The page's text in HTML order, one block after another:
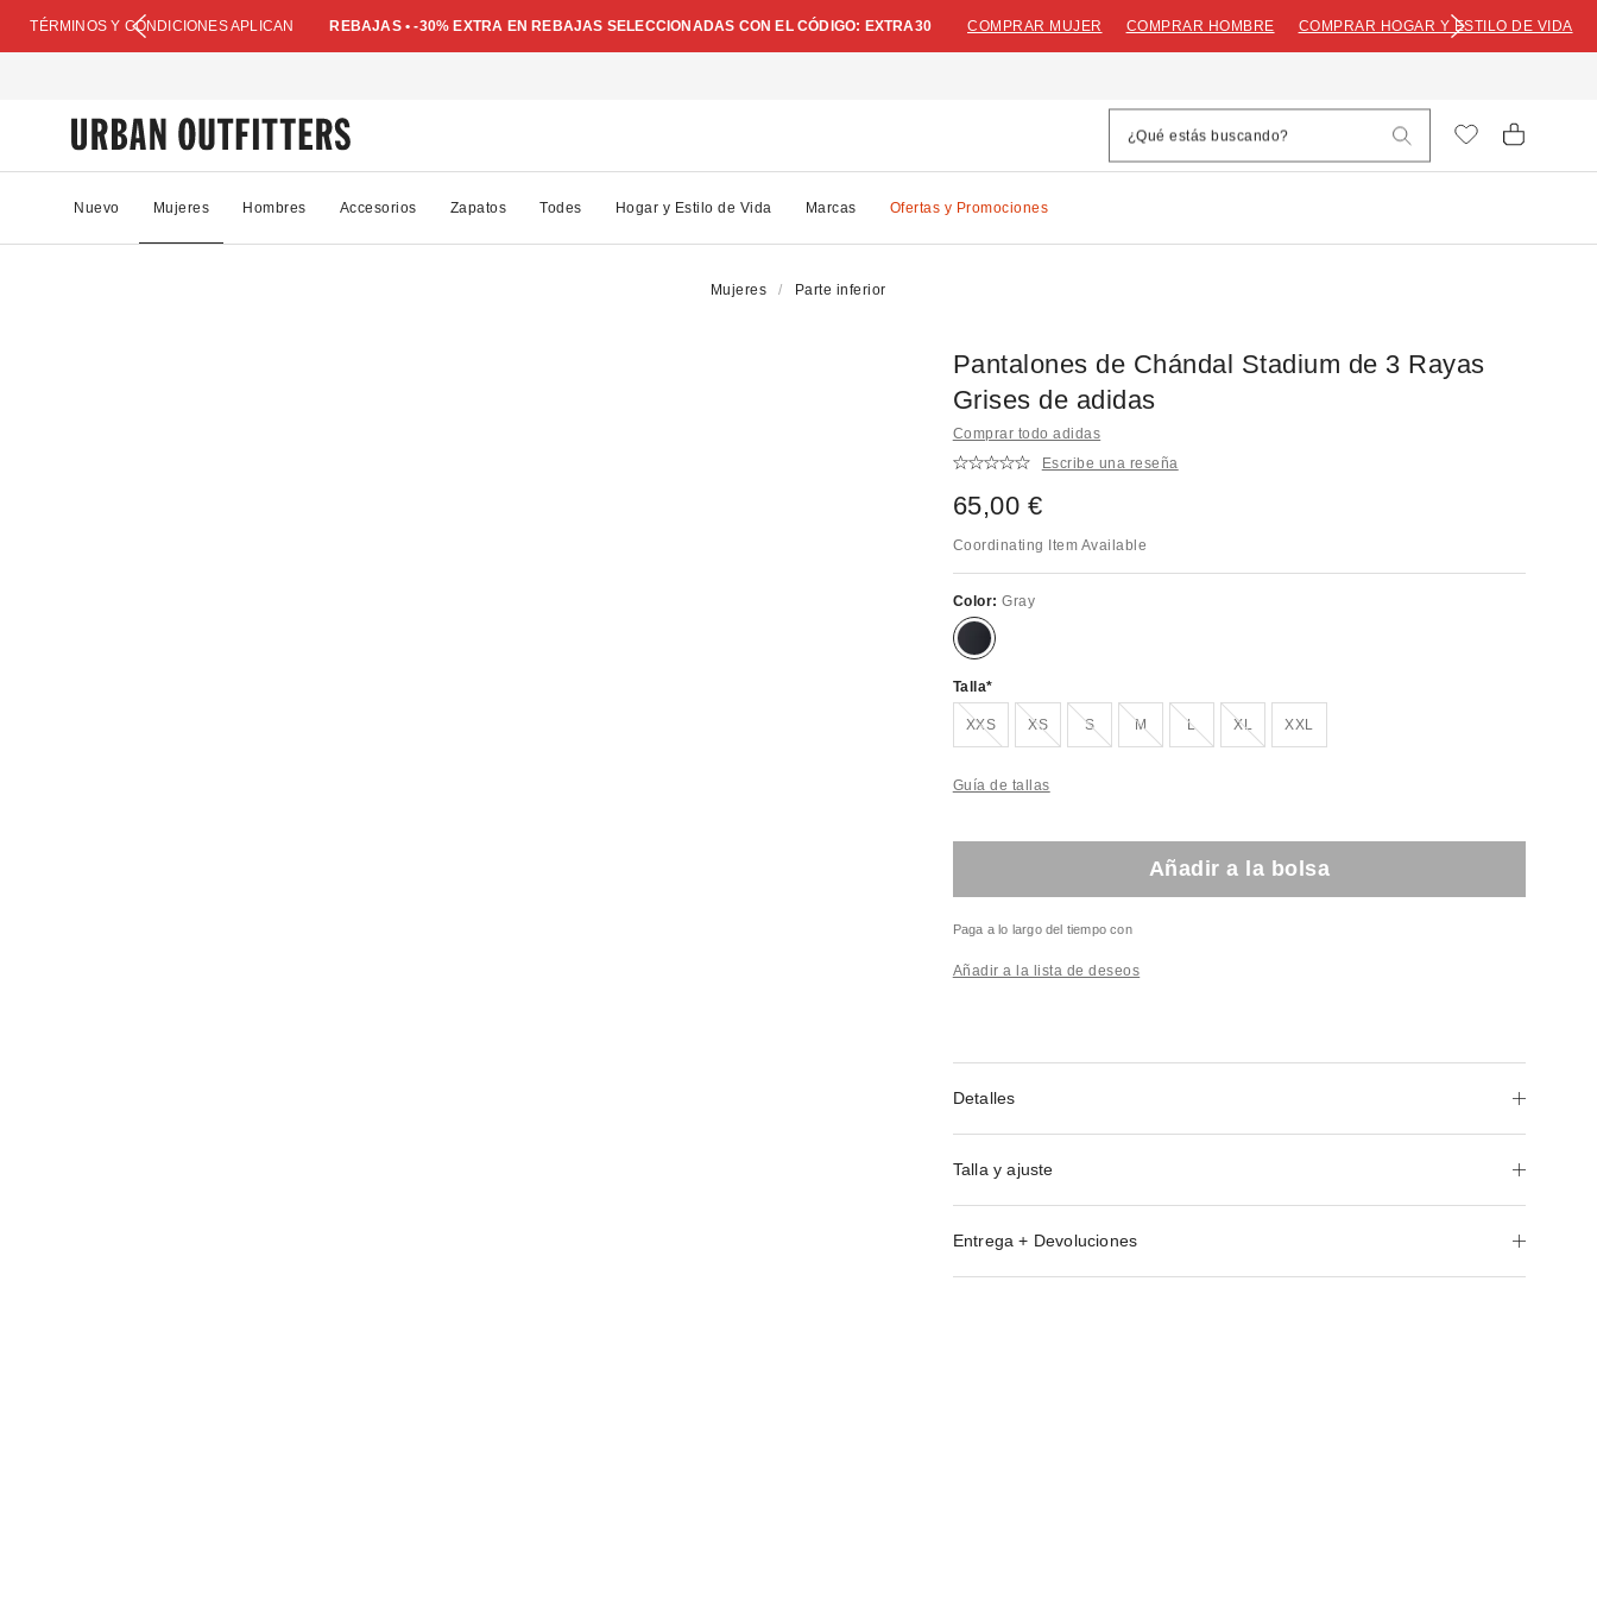
TÉRMINOS Y CONDICIONES APLICAN REBAJAS • -30% EXTRA EN REBAJAS SELECCIONADAS CON EL CÓDIGO: EXTRA30 COMPRAR MUJER COMPRAR HOMBRE COMPRAR HOGAR Y ESTILO DE VIDA
Nuevo Mujeres Hombres Accesorios Zapatos Todes Hogar y Estilo de Vida Marcas Ofertas y Promociones
Mujeres Parte inferior
Pantalones de Chándal Stadium de 3 Rayas
Grises de adidas
Comprar todo adidas
Escribe una reseña
65,00 €
Coordinating Item Available
Color:Gray
Talla
XXS¡Agotado!
XS¡Agotado!
S¡Agotado!
M¡Agotado!
L¡Agotado!
XL¡Agotado!
XXL
Guía de tallas
Añadir a la bolsa
Paga a lo largo del tiempo con
Añadir a la lista de deseos
Detalles
Talla y ajuste
Entrega + Devoluciones